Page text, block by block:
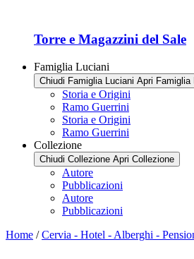
Torre e Magazzini del Sale
Famiglia Luciani
Chiudi Famiglia Luciani Apri Famiglia
Storia e Origini
Ramo Guerrini
Storia e Origini
Ramo Guerrini
Collezione
Chiudi Collezione Apri Collezione
Autore
Pubblicazioni
Autore
Pubblicazioni
Home /Cervia - Hotel - Alberghi -